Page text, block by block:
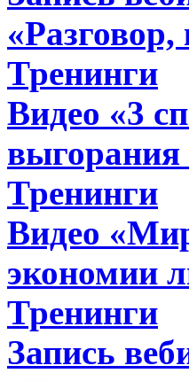
Тренинги
Видео «3
выгорания
Тренинги
Видео
экономии
Тренинги
Запись